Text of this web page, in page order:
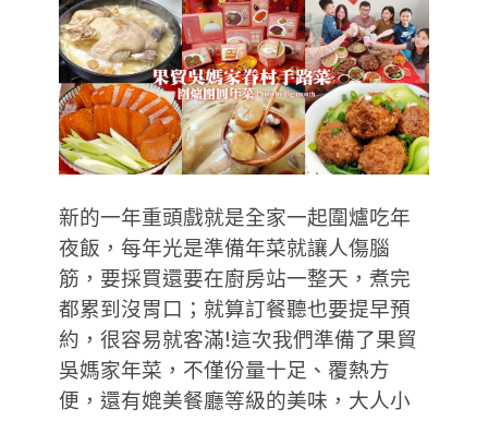
新的一年重頭戲就是全家一起圍爐吃年
夜飯，每年光是準備年菜就讓人傷腦
筋，要採買還要在廚房站一整天，煮完
都累到沒胃口；就算訂餐聽也要提早預
約，很容易就客滿!這次我們準備了果貿
吳媽家年菜，不僅份量十足、覆熱方
便，還有媲美餐廳等級的美味，大人小